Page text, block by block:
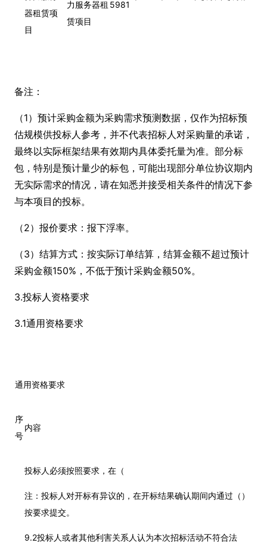
器租赁项
目
力服务器租
赁项目
5981
备注：
（1）预计采购金额为采购需求预测数据，仅作为招标预
估规模供投标人参考，并不代表招标人对采购量的承诺，
最终以实际框架结果有效期内具体委托量为准。部分标
包，特别是预计量少的标包，可能出现部分单位协议期内
无实际需求的情况，请在知悉并接受相关条件的情况下参
与本项目的投标。
（2）报价要求：报下浮率。
（3）结算方式：按实际订单结算，结算金额不超过预计
采购金额150%，不低于预计采购金额50%。
3.投标人资格要求
3.1通用资格要求
通用资格要求
序
号
内容
投标人必须按照要求，在（
注：投标人对开标有异议的，在开标结果确认期间内通过（）
按要求提交。
9.2投标人或者其他利害关系人认为本次招标活动不符合法